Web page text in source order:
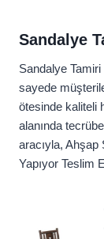
Sandalye
Sandalye
sayede
ötesinde kaliteli
alanında
aracıyla,
Yapıyor Teslim